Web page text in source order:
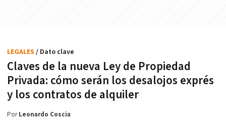
Claves de la nueva Ley de Propiedad
Privada: cómo serán los desalojos exprés
y los contratos de alquiler
LEGALES / Dato clave
PorLeonardo Coscia